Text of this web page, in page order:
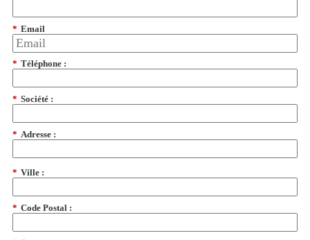
* Email
* Téléphone :
* Société :
* Adresse :
* Ville :
* Code Postal :